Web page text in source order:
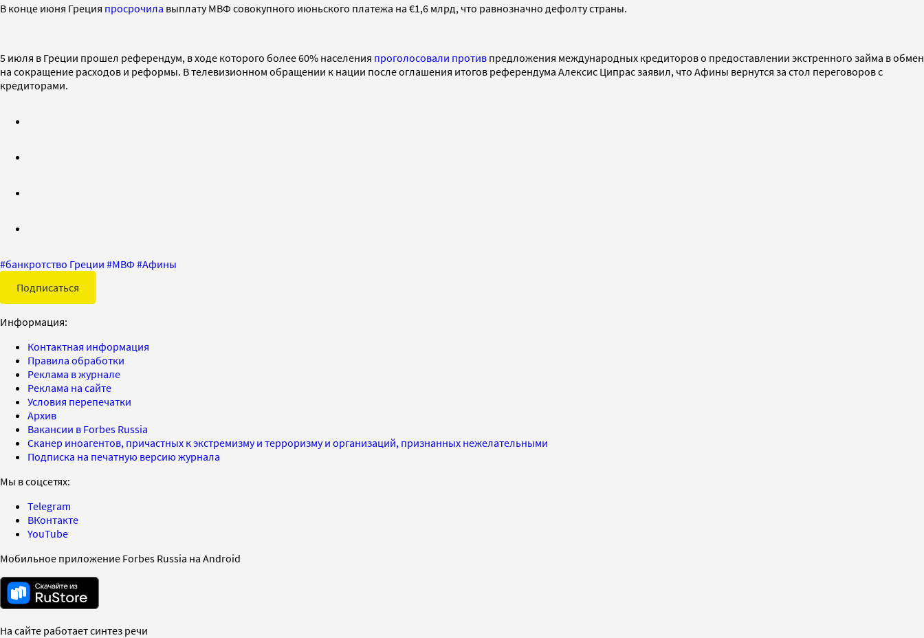
В конце июня Греция просрочила выплату МВФ совокупного июньского платежа на €1,6 млрд, что равнозначно дефолту страны.
5 июля в Греции прошел референдум, в ходе которого более 60% населения проголосовали против предложения международных кредиторов о предоставлении экстренного займа в обмен
на сокращение расходов и реформы. В телевизионном обращении к нации после оглашения итогов референдума Алексис Ципрас заявил, что Афины вернутся за стол переговоров с
кредиторами.
#банкротство Греции #МВФ #Афины
Подписаться
Информация:
Контактная информация
Правила обработки
Реклама в журнале
Реклама на сайте
Условия перепечатки
Архив
Вакансии в Forbes Russia
Сканер иноагентов, причастных к экстремизму и терроризму и организаций, признанных нежелательными
Подписка на печатную версию журнала
Мы в соцсетях:
Telegram
ВКонтакте
YouTube
Мобильное приложение Forbes Russia на Android
На сайте работает синтез речи